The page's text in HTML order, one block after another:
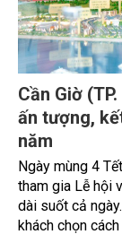
Cần Giờ
ấn tượng,
năm
Ngày mùng 4
tham gia Lễ hội
dài suốt cả
khách chọn